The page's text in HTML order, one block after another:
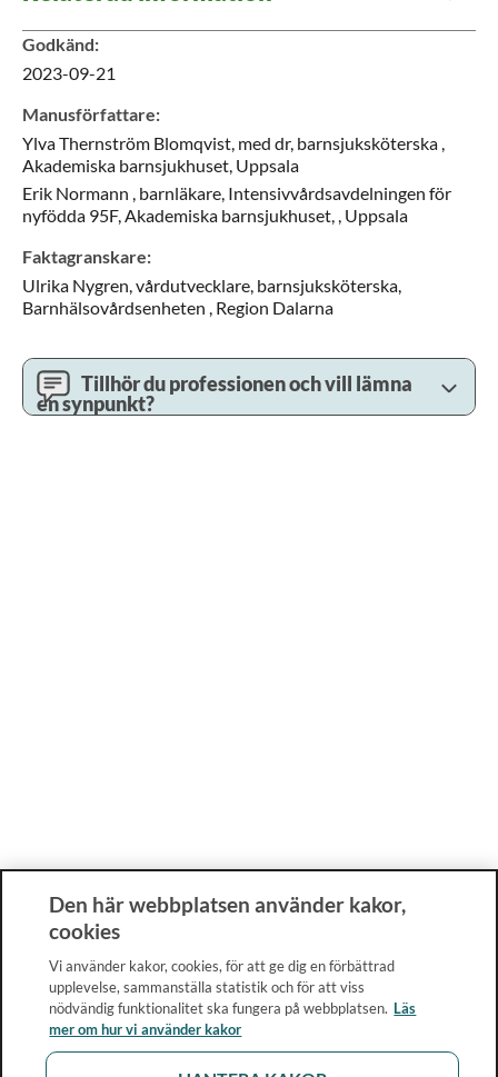
Godkänd:
2023-09-21
Manusförfattare:
YlvaThernström Blomqvist, med dr, barnsjuksköterska ,
Akademiska barnsjukhuset, Uppsala
Erik Normann , barnläkare, Intensivvårdsavdelningen för
nyfödda 95F, Akademiska barnsjukhuset, , Uppsala
Faktagranskare:
Ulrika Nygren,vårdutvecklare, barnsjuksköterska,
Barnhälsovårdsenheten , Region Dalarna
Tillhör du professionen och vill lämna
en synpunkt?
Den här webbplatsen använder kakor,
cookies
Vi använder kakor, cookies, för att ge dig en förbättrad
upplevelse, sammanställa statistik och för att viss
nödvändig funktionalitet ska fungera på webbplatsen. Läs
mer om hur vi använder kakor